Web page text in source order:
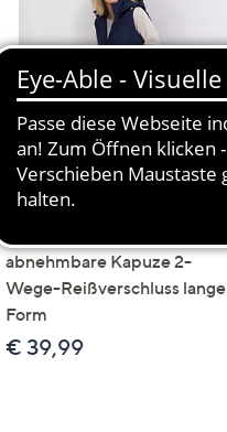
SALE
abnehmbare Kapuze 2-
Wege-Reißverschluss lange
Form
€ 39,99